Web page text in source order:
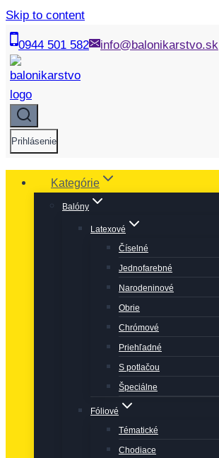
Skip to content
0944 501 582 info@balonikarstvo.sk
Prihlásenie
Kategórie
Balóny
Latexové
Číselné
Jednofarebné
Narodeninové
Obrie
Chrómové
Priehľadné
S potlačou
Špeciálne
Fóliové
Tématické
Chodiace